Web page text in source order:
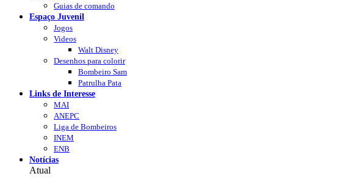
Guias de comando
Espaço Juvenil
Jogos
Videos
Walt Disney
Desenhos para colorir
Bombeiro Sam
Patrulha Pata
Links de Interesse
MAI
ANEPC
Liga de Bombeiros
INEM
ENB
Notícias
Atual